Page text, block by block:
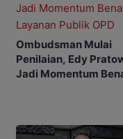
Ombudsman Mulai
Penilaian, Edy
Jadi Momentum